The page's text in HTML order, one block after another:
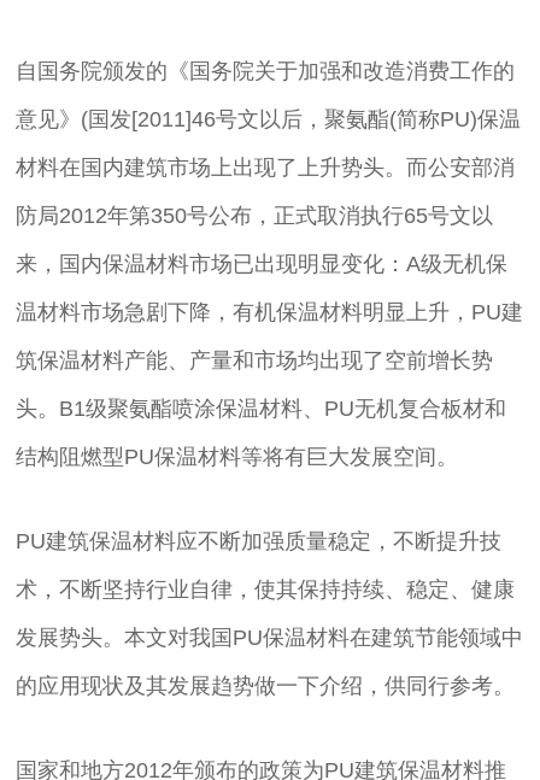
自国务院颁发的《国务院关于加强和改造消费工作的
意见》(国发[2011]46号文以后，聚氨酯(简称PU)保温
材料在国内建筑市场上出现了上升势头。而公安部消
防局2012年第350号公布，正式取消执行65号文以
来，国内保温材料市场已出现明显变化：A级无机保
温材料市场急剧下降，有机保温材料明显上升，PU建
筑保温材料产能、产量和市场均出现了空前增长势
头。B1级聚氨酯喷涂保温材料、PU无机复合板材和
结构阻燃型PU保温材料等将有巨大发展空间。
PU建筑保温材料应不断加强质量稳定，不断提升技
术，不断坚持行业自律，使其保持持续、稳定、健康
发展势头。本文对我国PU保温材料在建筑节能领域中
的应用现状及其发展趋势做一下介绍，供同行参考。
国家和地方2012年颁布的政策为PU建筑保温材料推